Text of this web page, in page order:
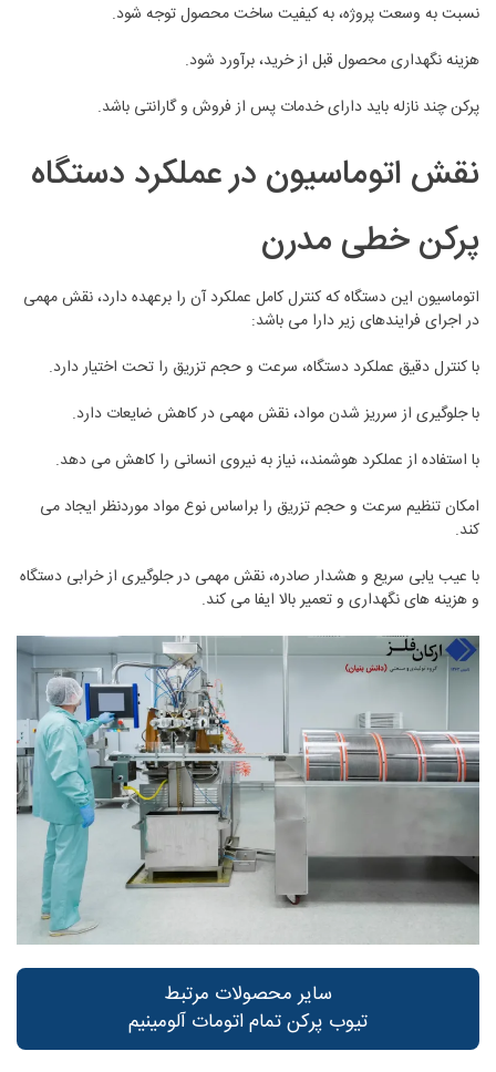
نسبت به وسعت پروژه، به کیفیت ساخت محصول توجه شود.
هزینه نگهداری محصول قبل از خرید، برآورد شود.
پرکن چند نازله باید دارای خدمات پس از فروش و گارانتی باشد.
نقش اتوماسیون در عملکرد دستگاه
پرکن خطی مدرن
اتوماسیون این دستگاه که کنترل کامل عملکرد آن را برعهده دارد، نقش مهمی
در اجرای فرایندهای زیر دارا می باشد:
با کنترل دقیق عملکرد دستگاه، سرعت و حجم تزریق را تحت اختیار دارد.
با جلوگیری از سرریز شدن مواد، نقش مهمی در کاهش ضایعات دارد.
با استفاده از عملکرد هوشمند،، نیاز به نیروی انسانی را کاهش می دهد.
امکان تنظیم سرعت و حجم تزریق را براساس نوع مواد موردنظر ایجاد می
کند.
با عیب یابی سریع و هشدار صادره، نقش مهمی در جلوگیری از خرابی دستگاه
و هزینه های نگهداری و تعمیر بالا ایفا می کند.
سایر محصولات مرتبط
تیوب پرکن تمام اتومات آلومینیم